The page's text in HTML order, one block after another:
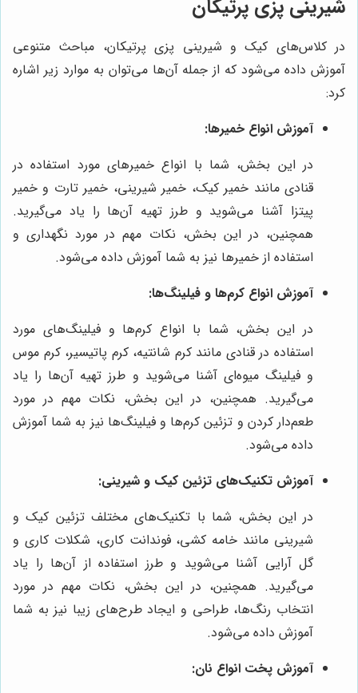
شیرینی پزی پرتیکان
در کلاس‌های کیک و شیرینی پزی پرتیکان، مباحث متنوعی
آموزش داده می‌شود که از جمله آن‌ها می‌توان به موارد زیر اشاره
کرد:
آموزش انواع خمیرها:
در این بخش، شما با انواع خمیرهای مورد استفاده در
قنادی مانند خمیر کیک، خمیر شیرینی، خمیر تارت و خمیر
پیتزا آشنا می‌شوید و طرز تهیه آن‌ها را یاد می‌گیرید.
همچنین، در این بخش، نکات مهم در مورد نگهداری و
استفاده از خمیرها نیز به شما آموزش داده می‌شود.
آموزش انواع کرم‌ها و فیلینگ‌ها:
در این بخش، شما با انواع کرم‌ها و فیلینگ‌های مورد
استفاده در قنادی مانند کرم شانتیه، کرم پاتیسیر، کرم موس
و فیلینگ میوه‌ای آشنا می‌شوید و طرز تهیه آن‌ها را یاد
می‌گیرید. همچنین، در این بخش، نکات مهم در مورد
طعم‌دار کردن و تزئین کرم‌ها و فیلینگ‌ها نیز به شما آموزش
داده می‌شود.
آموزش تکنیک‌های تزئین کیک و شیرینی:
در این بخش، شما با تکنیک‌های مختلف تزئین کیک و
شیرینی مانند خامه کشی، فوندانت کاری، شکلات کاری و
گل آرایی آشنا می‌شوید و طرز استفاده از آن‌ها را یاد
می‌گیرید. همچنین، در این بخش، نکات مهم در مورد
انتخاب رنگ‌ها، طراحی و ایجاد طرح‌های زیبا نیز به شما
آموزش داده می‌شود.
آموزش پخت انواع نان: